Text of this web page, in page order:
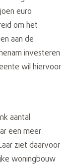
euro
om het
aan de
investeren
wil hiervoor
aantal
een meer
ziet daarvoor
woningbouw